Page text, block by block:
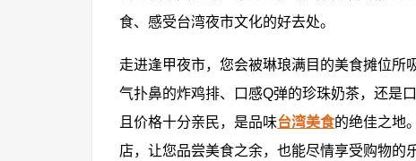
食、感受台湾夜市文化的好去处。
走进逢甲夜市，您会被琳琅满目的美食摊位所
气扑鼻的炸鸡排、口感Q弹的珍珠奶茶，还是
且价格十分亲民，是品味台湾美食的绝佳之地
店，让您品尝美食之余，也能尽情享受购物的